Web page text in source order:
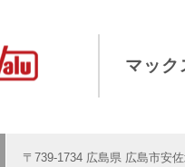
マック
〒739-1734 広島県 広島市安